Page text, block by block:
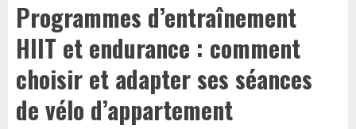
Programmes d’entraînement
HIIT et endurance : comment
choisir et adapter ses séances
de vélo d’appartement